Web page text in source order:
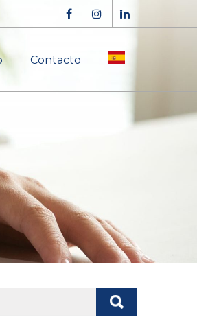
Contacto